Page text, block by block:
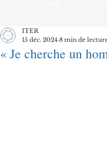
« Je cherche un
ITER
15 déc. 2024 8 min de